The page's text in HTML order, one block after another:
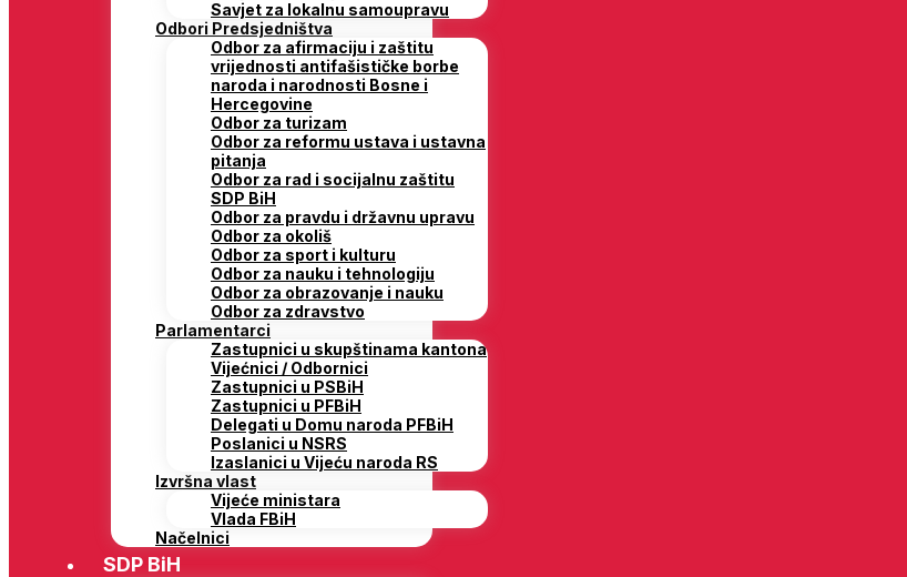
Savjet za lokalnu samoupravu
Odbori Predsjedništva
Odbor za afirmaciju i zaštitu
vrijednosti antifašističke borbe
naroda i narodnosti Bosne i
Hercegovine
Odbor za turizam
Odbor za reformu ustava i ustavna
pitanja
Odbor za rad i socijalnu zaštitu
SDP BiH
Odbor za pravdu i državnu upravu
Odbor za okoliš
Odbor za sport i kulturu
Odbor za nauku i tehnologiju
Odbor za obrazovanje i nauku
Odbor za zdravstvo
Parlamentarci
Zastupnici u skupštinama kantona
Vijećnici / Odbornici
Zastupnici u PSBiH
Zastupnici u PFBiH
Delegati u Domu naroda PFBiH
Poslanici u NSRS
Izaslanici u Vijeću naroda RS
Izvršna vlast
Vijeće ministara
Vlada FBiH
Načelnici
SDP BiH